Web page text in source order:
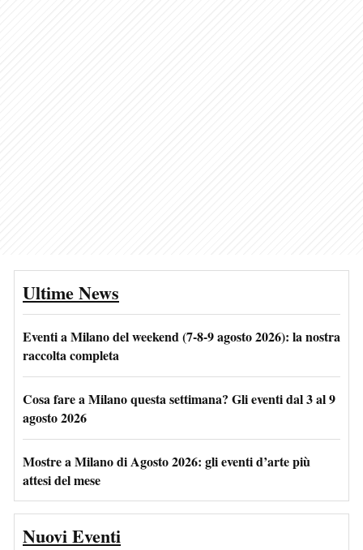
Ultime News
Eventi a Milano del weekend (7-8-9 agosto 2026): la nostra
raccolta completa
Cosa fare a Milano questa settimana? Gli eventi dal 3 al 9
agosto 2026
Mostre a Milano di Agosto 2026: gli eventi d’arte più
attesi del mese
Nuovi Eventi